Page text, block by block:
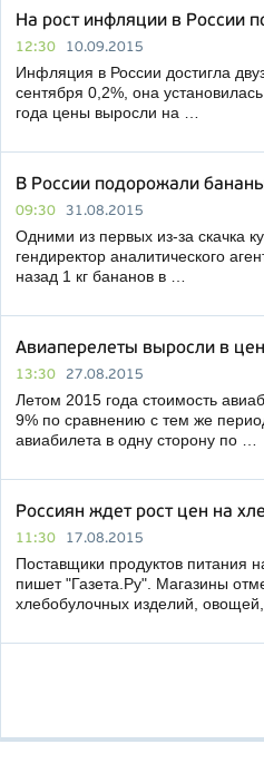
На рост инфляции в России
12:30 10.09.2015
Инфляция в России достигла
сентября 0,2%, она
года цены выросли на …
В России подорожали
09:30 31.08.2015
Одними из первых из-за скачка
гендиректор аналитического
назад 1 кг бананов в …
Авиаперелеты выросли в
13:30 27.08.2015
Летом 2015 года стоимость
9% по сравнению с тем же
авиабилета в одну сторону по …
Россиян ждет рост цен на
11:30 17.08.2015
Поставщики продуктов питания
пишет "Газета.Ру". Магазины
хлебобулочных изделий,